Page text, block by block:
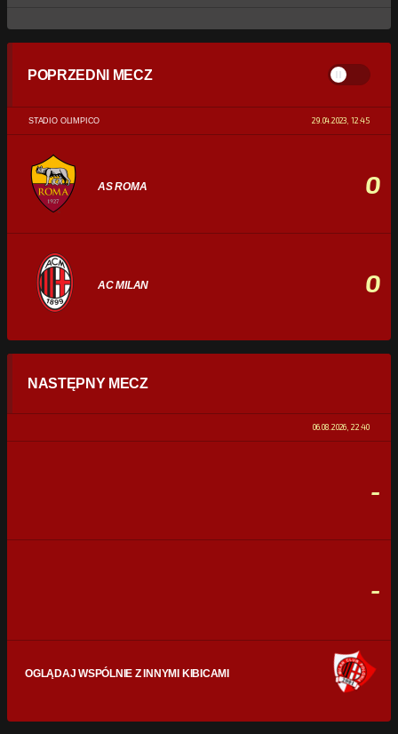
POPRZEDNI MECZ
STADIO OLIMPICO 29.04.2023, 12:45
AS ROMA 0
AC MILAN 0
STATYSTYKI
0% 100%
NASTĘPNY MECZ
06.08.2026, 22:40
-
-
OGLĄDAJ WSPÓLNIE Z INNYMI KIBICAMI